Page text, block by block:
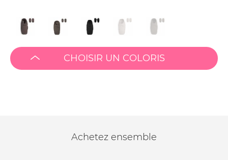
CHOISIR UN COLORIS
Achetez ensemble